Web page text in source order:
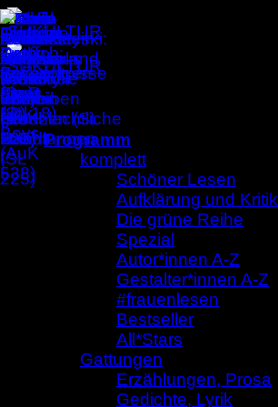
Zum
Inhalt
springen
Programm
komplett
Schöner Lesen
Aufklärung und Kritik
Die grüne Reihe
Spezial
Autor*innen A-Z
Gestalter*innen A-Z
#frauenlesen
Bestseller
All*Stars
Gattungen
Erzählungen, Prosa
Gedichte, Lyrik